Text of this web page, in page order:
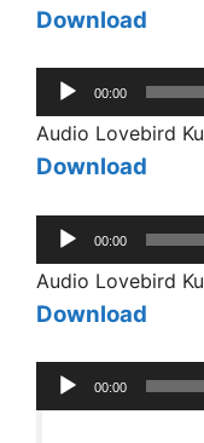
Download
Audio
Player
00:00
Audio Lovebird
Download
Audio
Player
00:00
Audio Lovebird
Download
Audio
Player
00:00